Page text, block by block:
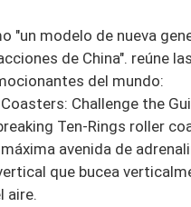
"un modelo de nueva
de China". reúne
del mundo:
Challenge the
Ten-Rings roller
avenida de
que bucea
aire.